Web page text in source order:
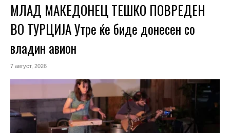
МЛАД МАКЕДОНЕЦ ТЕШКО ПОВРЕДЕН
ВО ТУРЦИЈА Утре ќе биде донесен со
владин авион
7 август, 2026